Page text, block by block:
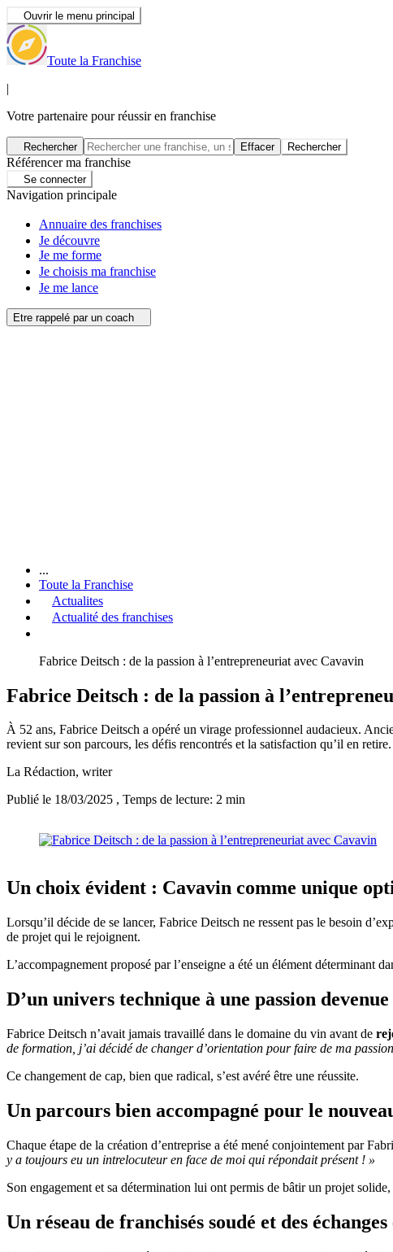
Ouvrir le menu principal
Toute la Franchise
|
Votre partenaire pour réussir en franchise
Rechercher Effacer Rechercher
Référencer ma franchise
Se connecter
Navigation principale
Annuaire des franchises
Je découvre
Je me forme
Je choisis ma franchise
Je me lance
Etre rappelé par un coach
...
Toute la Franchise
Actualites
Actualité des franchises
Fabrice Deitsch : de la passion à l’entrepreneuriat avec Cavavin
Fabrice Deitsch : de la passion à
À 52 ans, Fabrice Deitsch a opéré un virage professionnel audacieux.
revient sur son parcours, les défis rencontrés et la satisfaction qu’il en retire.
La Rédaction, writer
Publié le 18/03/2025 , Temps de lecture: 2 min
Un choix évident : Cavavin comme unique
Lorsqu’il décide de se lancer, Fabrice Deitsch ne ressent pas le besoin
de projet qui le rejoignent.
L’accompagnement proposé par l’enseigne a été un élément déterminant
D’un univers technique à une passion
Fabrice Deitsch n’avait jamais travaillé dans le domaine du vin avant de
de formation, j’ai décidé de changer d’orientation pour faire de ma
Ce changement de cap, bien que radical, s’est avéré être une réussite.
Un parcours bien accompagné pour le
Chaque étape de la création d’entreprise a été mené conjointement par
y a toujours eu un intrelocuteur en face de moi qui répondait présent ! »
Son engagement et sa détermination lui ont permis de bâtir un projet
Un réseau de franchisés soudé et des